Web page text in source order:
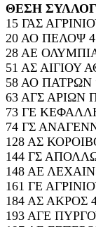
ΘΕΣΗ
15 ΓΑΣ
20 ΑΟ ΠΕΛΟΨ
28 ΑΕ
51 ΑΣ ΑΙΓΙΟΥ
58 ΑΟ ΠΑΤΡΩΝ
63 ΑΓΣ ΑΡΙΩΝ
73 ΓΕ
74 ΓΣ
128 ΑΣ
144 ΓΣ
148 ΑΕ
161 ΓΕ
184 ΑΣ ΑΚΡΟΣ
193 ΑΓΕ